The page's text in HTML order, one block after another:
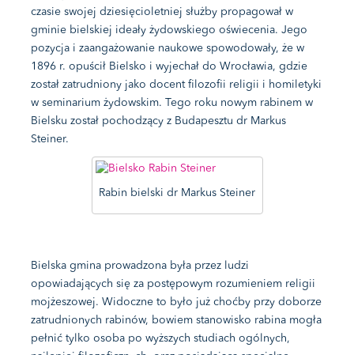
czasie swojej dziesięcioletniej służby propagował w
gminie bielskiej ideały żydowskiego oświecenia. Jego
pozycja i zaangażowanie naukowe spowodowały, że w
1896 r. opuścił Bielsko i wyjechał do Wrocławia, gdzie
został zatrudniony jako docent filozofii religii i homiletyki
w seminarium żydowskim. Tego roku nowym rabinem w
Bielsku został pochodzący z Budapesztu dr Markus
Steiner.
Rabin bielski dr Markus Steiner
Bielska gmina prowadzona była przez ludzi
opowiadających się za postępowym rozumieniem religii
mojżeszowej. Widoczne to było już choćby przy doborze
zatrudnionych rabinów, bowiem stanowisko rabina mogła
pełnić tylko osoba po wyższych studiach ogólnych,